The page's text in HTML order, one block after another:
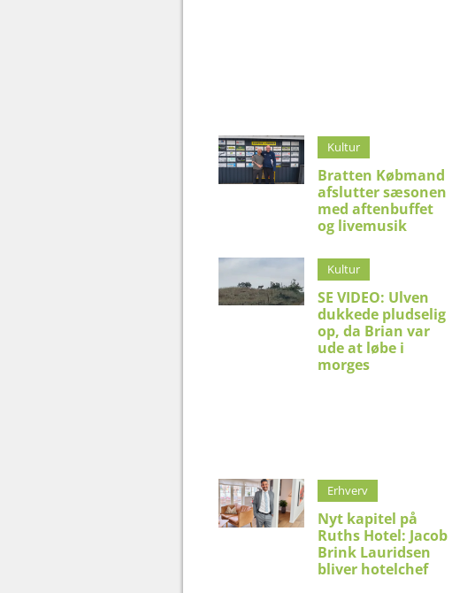
Kultur
Bratten Købmand
afslutter sæsonen
med aftenbuffet
og livemusik
Kultur
SE VIDEO: Ulven
dukkede pludselig
op, da Brian var
ude at løbe i
morges
Erhverv
Nyt kapitel på
Ruths Hotel: Jacob
Brink Lauridsen
bliver hotelchef